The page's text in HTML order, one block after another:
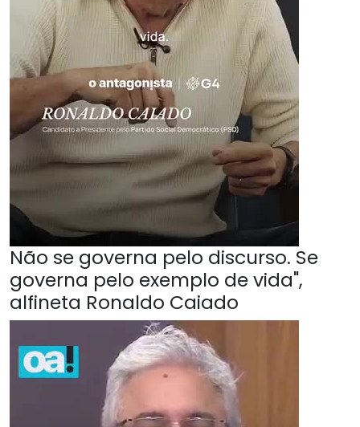
Não se governa pelo discurso. Se
governa pelo exemplo de vida",
alfineta Ronaldo Caiado